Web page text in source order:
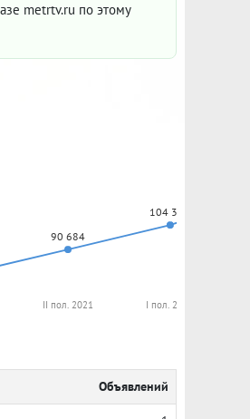
metrtv.ru по этому
90 684
104 301
II пол. 2021 I пол. 2022
Объявлений